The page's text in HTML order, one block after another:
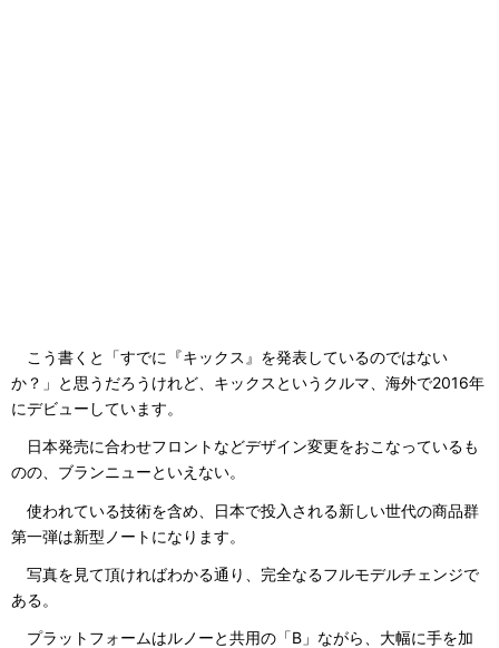
こう書くと「すでに『キックス』を発表しているのではない
か？」と思うだろうけれど、キックスというクルマ、海外で2016年
にデビューしています。
日本発売に合わせフロントなどデザイン変更をおこなっているも
のの、ブランニューといえない。
使われている技術を含め、日本で投入される新しい世代の商品群
第一弾は新型ノートになります。
写真を見て頂ければわかる通り、完全なるフルモデルチェンジで
ある。
プラットフォームはルノーと共用の「B」ながら、大幅に手を加